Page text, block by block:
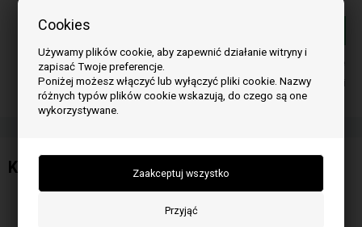
Cookies
Używamy plików cookie, aby zapewnić działanie witryny i
zapisać Twoje preferencje.
Poniżej możesz włączyć lub wyłączyć pliki cookie. Nazwy
różnych typów plików cookie wskazują, do czego są one
wykorzystywane.
W magazynie
Dostawa 2-5
dni
Kolnierz bloku motoreduktora do Artel